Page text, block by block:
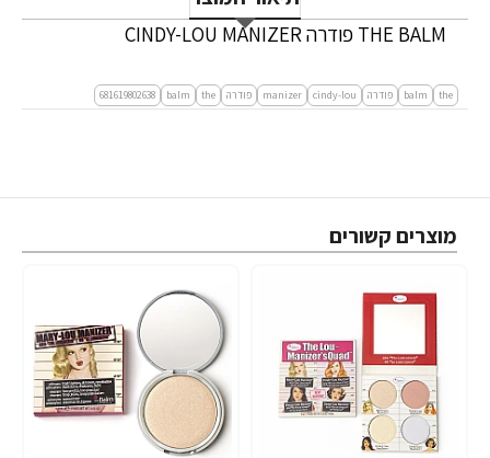
THE BALM פודרה CINDY-LOU MANIZER
the
balm פודרה cindy-lou
manizer פודרה the
balm
681619802638
מוצרים קשורים